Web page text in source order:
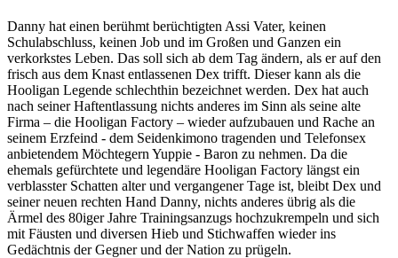
Danny hat einen berühmt berüchtigten Assi Vater, keinen
Schulabschluss, keinen Job und im Großen und Ganzen ein
verkorkstes Leben. Das soll sich ab dem Tag ändern, als er auf den
frisch aus dem Knast entlassenen Dex trifft. Dieser kann als die
Hooligan Legende schlechthin bezeichnet werden. Dex hat auch
nach seiner Haftentlassung nichts anderes im Sinn als seine alte
Firma – die Hooligan Factory – wieder aufzubauen und Rache an
seinem Erzfeind - dem Seidenkimono tragenden und Telefonsex
anbietendem Möchtegern Yuppie - Baron zu nehmen. Da die
ehemals gefürchtete und legendäre Hooligan Factory längst ein
verblasster Schatten alter und vergangener Tage ist, bleibt Dex und
seiner neuen rechten Hand Danny, nichts anderes übrig als die
Ärmel des 80iger Jahre Trainingsanzugs hochzukrempeln und sich
mit Fäusten und diversen Hieb und Stichwaffen wieder ins
Gedächtnis der Gegner und der Nation zu prügeln.